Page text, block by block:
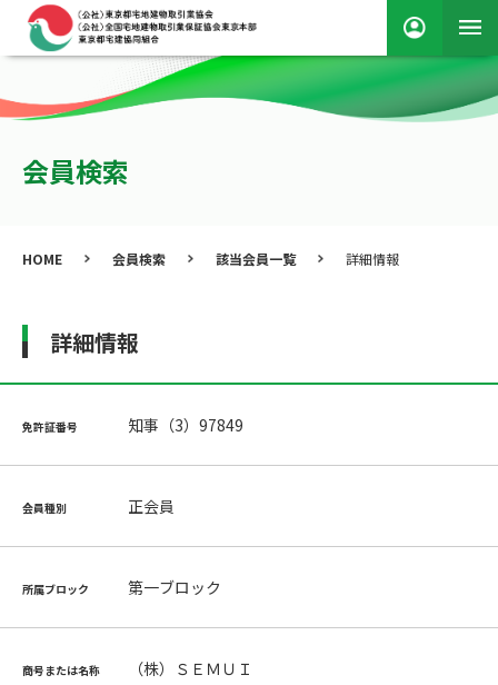
会員検索
HOME 会員検索 該当会員一覧 詳細情報
詳細情報
免許証番号 知事（3）97849
会員種別 正会員
所属ブロック 第一ブロック
商号または名称 （株）ＳＥＭＵＩ